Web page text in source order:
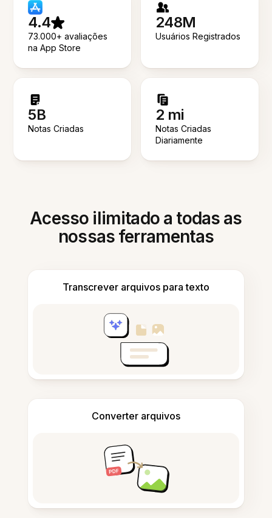
4.4
73.000+ avaliações
na App Store
248M
Usuários Registrados
5B
Notas Criadas
2 mi
Notas Criadas
Diariamente
Acesso ilimitado a todas as
nossas ferramentas
Transcrever arquivos para texto
Converter arquivos